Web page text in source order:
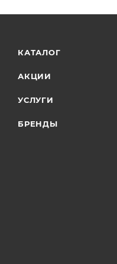
КАТАЛОГ
АКЦИИ
УСЛУГИ
БРЕНДЫ